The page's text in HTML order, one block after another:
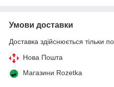
Умови доставки
Доставка здійснюється тільки
Нова Пошта
Магазини Rozetka